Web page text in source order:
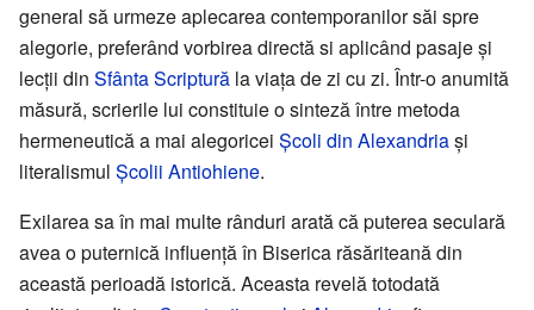
general să urmeze aplecarea contemporanilor săi spre
alegorie, preferând vorbirea directă si aplicând pasaje și
lecții din Sfânta Scriptură la viața de zi cu zi. Într-o anumită
măsură, scrierile lui constituie o sinteză între metoda
hermeneutică a mai alegoricei Școli din Alexandriași
literalismul Școlii Antiohiene.
Exilarea sa în mai multe rânduri arată că puterea seculară
avea o puternică influență în Biserica răsăriteană din
această perioadă istorică. Aceasta revelă totodată